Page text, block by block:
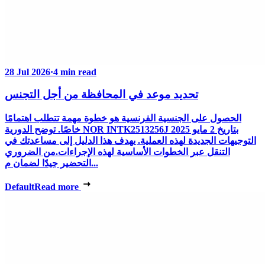
28 Jul 2026·4 min read
تحديد موعد في المحافظة من أجل التجنس
الحصول على الجنسية الفرنسية هو خطوة مهمة تتطلب اهتمامًا
خاصًا. توضح الدورية NOR INTK2513256J بتاريخ 2 مايو 2025
التوجيهات الجديدة لهذه العملية. يهدف هذا الدليل إلى مساعدتك في
التنقل عبر الخطوات الأساسية لهذه الإجراءات.من الضروري
التحضير جيدًا لضمان م...
DefaultRead more